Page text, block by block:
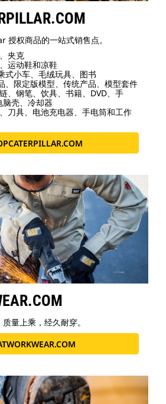
授权商品的一站式销售点。
夹克
运动鞋和凉鞋
小车、毛绒玩具、图书
限定版模型、传统产品、模型套件
、钢笔、饮具、书籍、DVD、手
壳、冷却器
刀具、电池充电器、手电筒和工作
量上乘，经久耐穿。